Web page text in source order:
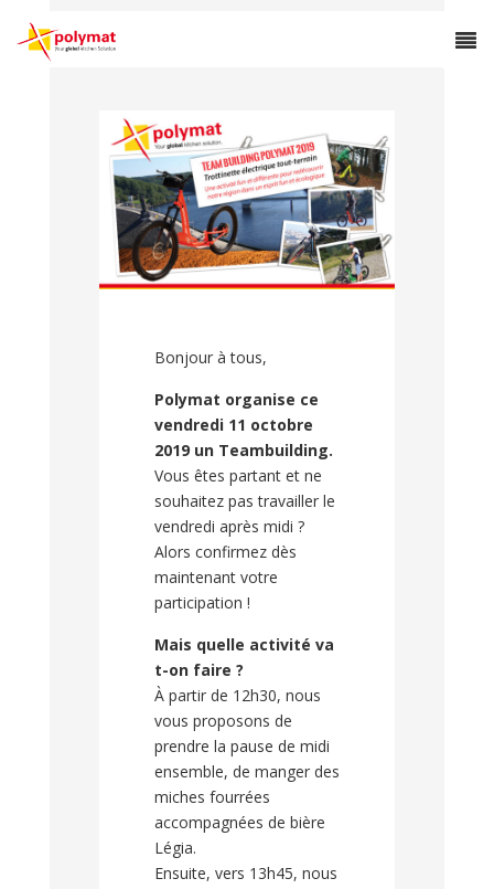
Bonjour à tous,
Polymat organise ce
vendredi 11 octobre
2019 un Teambuilding.
Vous êtes partant et ne
souhaitez pas travailler le
vendredi après midi ?
Alors confirmez dès
maintenant votre
participation !
Mais quelle activité va
t-on faire ?
À partir de 12h30, nous
vous proposons de
prendre la pause de midi
ensemble, de manger des
miches fourrées
accompagnées de bière
Légia.
Ensuite, vers 13h45, nous